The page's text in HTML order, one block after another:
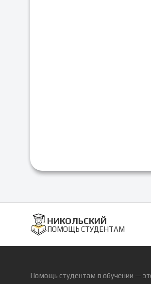
НИКОЛЬСКИЙ
ПОМОЩЬ СТУДЕНТАМ
Помощь студентам в обучении —